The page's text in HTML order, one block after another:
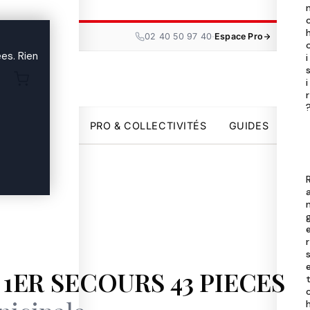
Rien
02 40 50 97 40·Espace Pro
PRO & COLLECTIVITÉS GUIDES
i
s
i
r
r
s
t
SECOURS 43 PIECES